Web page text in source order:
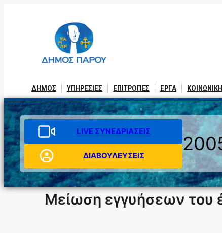
ΔΗΜΟΣ ΥΠΗΡΕΣΙΕΣ ΕΠΙΤΡΟΠΕΣ ΕΡΓΑ
LIVE ΣΥΝΕΔΡΙΑΣΕΙΣ
ΔΙΑΒΟΥΛΕΥΣΕΙΣ
Μείωση εγγυήσεων του